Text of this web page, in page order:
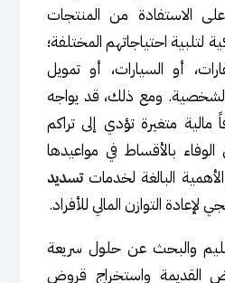
الاستفادة من المنتجات
لتلبية احتياجاتهم المختلفة؛
أو السيارات، أو تمويل
والشخصية. ومع ذلك، قد يواجه
متغيرة تؤدي إلى تراكم
الوفاء بالأقساط في مواعيدها
البالغة لخدماتتسديد
لإعادة التوازن المالي للأفراد.
والبحث عن حلول سريعة
القديمة واستخراج قروض